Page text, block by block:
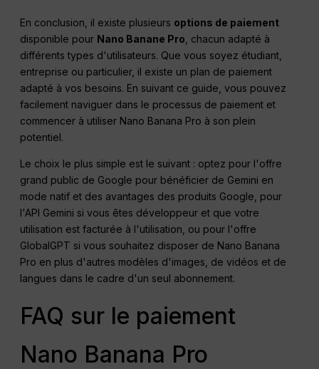
En conclusion, il existe plusieurs options de paiement
disponible pour Nano Banane Pro , chacun adapté à
différents types d'utilisateurs. Que vous soyez étudiant,
entreprise ou particulier, il existe un plan de paiement
adapté à vos besoins. En suivant ce guide, vous pouvez
facilement naviguer dans le processus de paiement et
commencer à utiliser Nano Banana Pro à son plein
potentiel.
Le choix le plus simple est le suivant : optez pour l'offre
grand public de Google pour bénéficier de Gemini en
mode natif et des avantages des produits Google, pour
l'API Gemini si vous êtes développeur et que votre
utilisation est facturée à l'utilisation, ou pour l'offre
GlobalGPT si vous souhaitez disposer de Nano Banana
Pro en plus d'autres modèles d'images, de vidéos et de
langues dans le cadre d'un seul abonnement.
FAQ sur le paiement
Nano Banana Pro